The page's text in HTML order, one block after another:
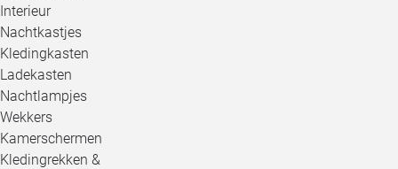
Interieur
Nachtkastjes
Kledingkasten
Ladekasten
Nachtlampjes
Wekkers
Kamerschermen
Kledingrekken &